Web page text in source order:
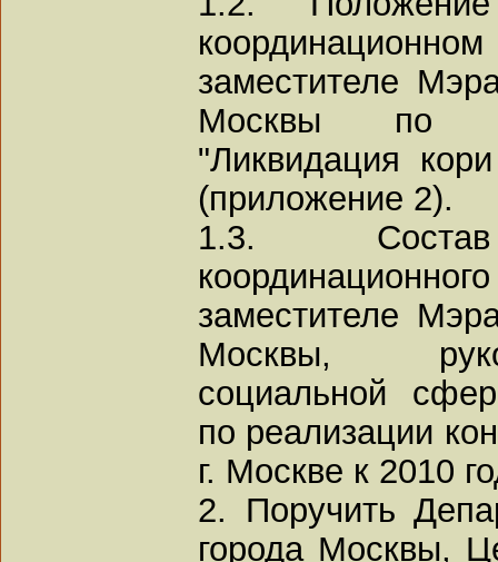
заместителе
Москвы по
"Ликвидация
(приложение 2).
1.3. Состав
заместителе
Москвы,
социальной
по реализации
г. Москве к 2010
2. Поручить
города Москвы,